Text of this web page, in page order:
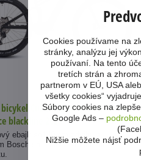
4499 €
5%
Cube Stereo Hybrid One44
blackline 2026
ebajk so140mm zdvihu a
Bosch so 100Nm krútiaceho
Cookies používame na
stránky, analýzu jej
používaní. Na tento
tretích strán a
partnerom v EÚ, USA
všetky cookies“
Súbory cookies na
Google Ads –
Nižšie môžete nájsť